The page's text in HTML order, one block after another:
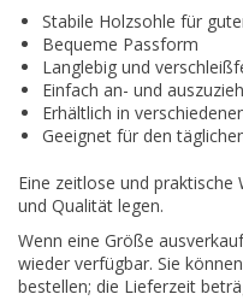
Stabile Holzsohle für
Bequeme Passform
Langlebig und
Einfach an- und
Erhältlich in
Geeignet für den
Eine zeitlose und
und Qualität legen.
Wenn eine Größe
wieder verfügbar. Sie
bestellen; die Lieferzeit